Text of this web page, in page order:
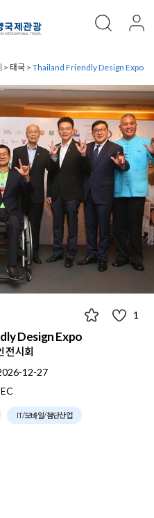
> 태국 > Thailand Friendly Design Expo
1
Design Expo
전시회
12-27
IT/모바일/첨단산업